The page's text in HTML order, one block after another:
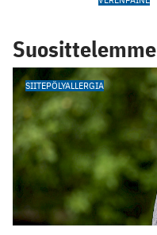
Suosittelemme
SIITEPÖLYALLERGIA